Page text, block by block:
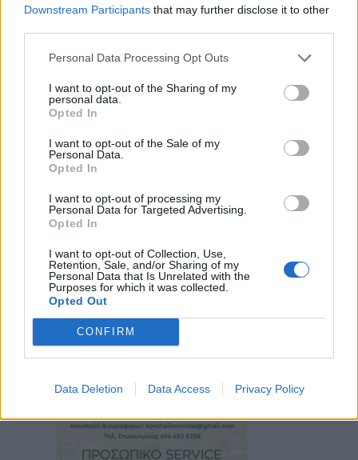
Downstream Participants that may further disclose it to other
Personal Data Processing Opt Outs
I want to opt-out of the Sharing of my
personal data.
Opted In
I want to opt-out of the Sale of my
Personal Data.
Opted In
I want to opt-out of processing my
Personal Data for Targeted Advertising.
Opted In
I want to opt-out of Collection, Use,
Retention, Sale, and/or Sharing of my
Personal Data that Is Unrelated with the
Purposes for which it was collected.
Opted Out
CONFIRM
Data Deletion Data Access Privacy Policy